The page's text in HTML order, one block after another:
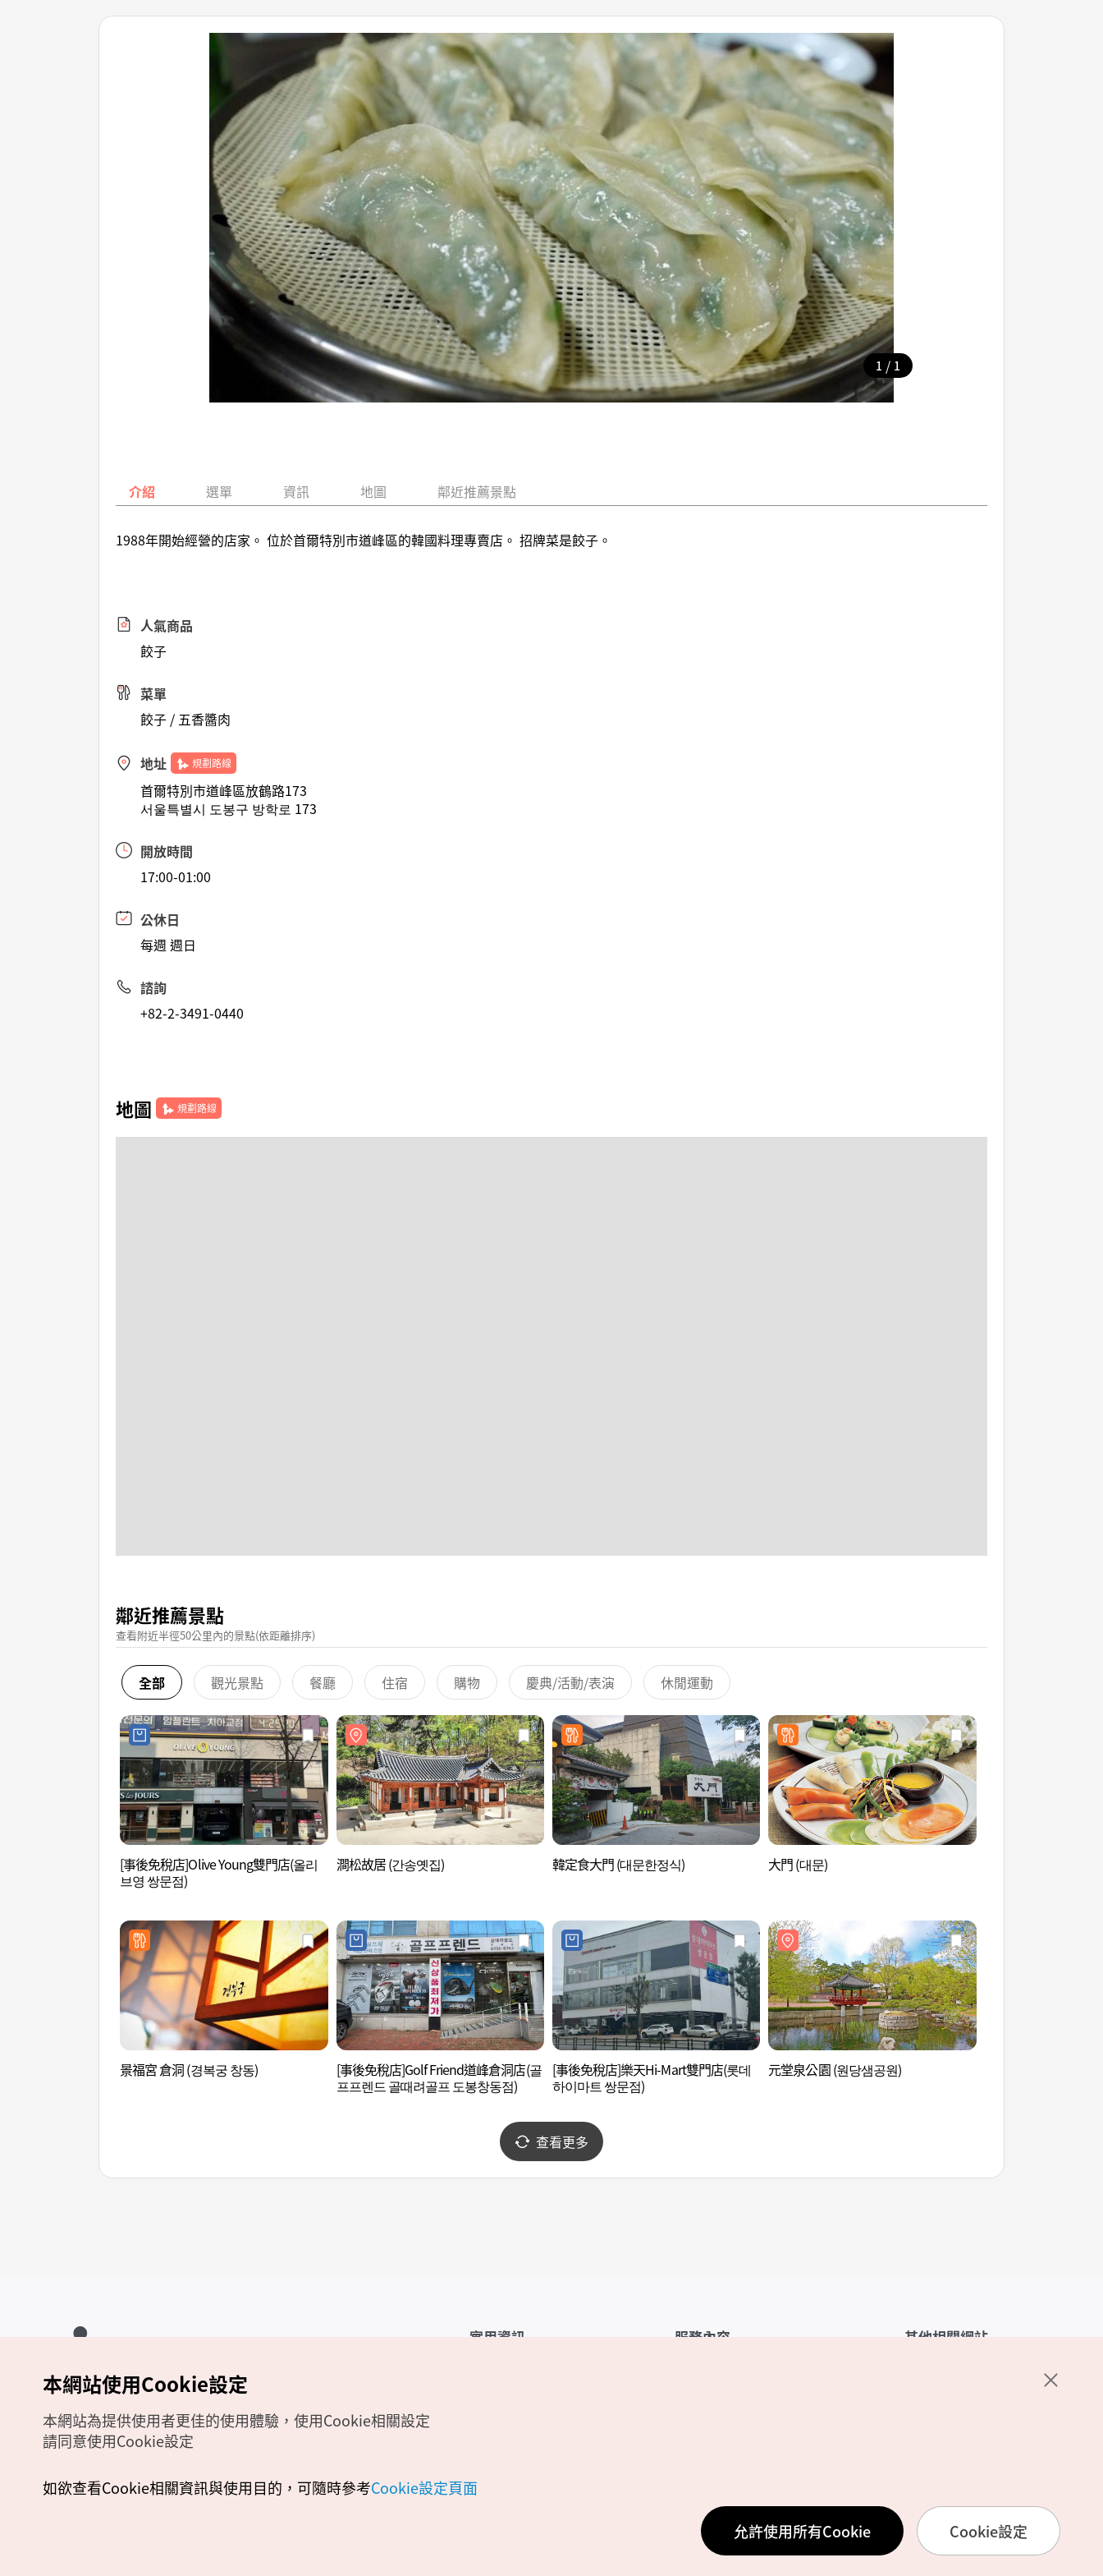
1 / 1
介紹 選單 資訊 地圖 鄰近推薦景點
1988年開始經營的店家。 位於首爾特別市道峰區的韓國料理專賣店。 招牌菜是餃子。
人氣商品
餃子
菜單
餃子 / 五香醬肉
地址 規劃路線
首爾特別市道峰區放鶴路173
서울특별시 도봉구 방학로 173
開放時間
17:00-01:00
公休日
每週 週日
諮詢
+82-2-3491-0440
地圖 規劃路線
鄰近推薦景點
查看附近半徑50公里內的景點(依距離排序)
全部 觀光景點 餐廳 住宿 購物 慶典/活動/表演 休閒運動
[事後免稅店]Olive Young雙門店(올리
브영 쌍문점)
澗松故居 (간송옛집) 韓定食大門 (대문한정식) 大門 (대문)
景福宮 倉洞 (경복궁 창동)
[事後免稅店]Golf Friend道峰倉洞店(골
프프렌드 골때려골프 도봉창동점)
[事後免稅店]樂天Hi-Mart雙門店(롯데
하이마트 쌍문점)
元堂泉公園 (원당샘공원)
查看更多
實用資訊 服務內容
位置資訊服務使用條款
個人位置資訊處理方針
其他相關網站
Copyrights (c) 韓國觀光公社版權所有
如有相關疑問或建議，歡迎來信至官方信箱
本網站使用Cookie設定
本網站為提供使用者更佳的使用體驗，使用Cookie相關設定
請同意使用Cookie設定
如欲查看Cookie相關資訊與使用目的，可隨時參考Cookie設定頁面
允許使用所有Cookie Cookie設定